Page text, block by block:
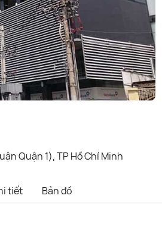
Quận 1), TP Hồ Chí Minh
tiết Bản đồ